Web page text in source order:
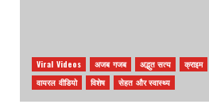
Viral Videos अजब गजब अद्भुत सत्य क्राइम
वायरल वीडियो
विशेष सेहत और स्वास्थ्य